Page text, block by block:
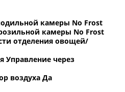
камеры No Frost
камеры No Frost
отделения овощей/
Управление через
воздуха Да